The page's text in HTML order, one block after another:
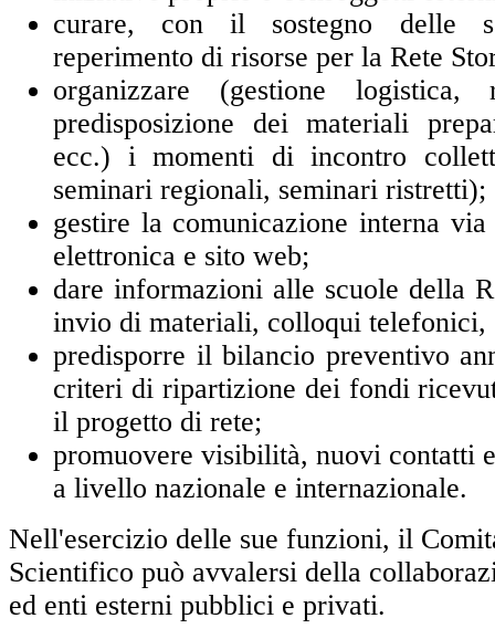
curare, con il sostegno delle
reperimento di risorse per la Rete
organizzare (gestione logistica,
predisposizione dei materiali
ecc.) i momenti di incontro
seminari regionali, seminari ristretti);
gestire la comunicazione interna
elettronica e sito web;
dare informazioni alle scuole della
invio di materiali, colloqui telefonici,
predisporre il bilancio preventivo
criteri di ripartizione dei fondi
il progetto di rete;
promuovere visibilità, nuovi contatti
a livello nazionale e internazionale.
Nell'esercizio delle sue funzioni, il
Scientifico può avvalersi della
ed enti esterni pubblici e privati.